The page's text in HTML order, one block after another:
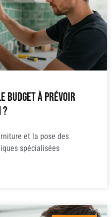
budget à prévoir
et la pose des
spécialisées